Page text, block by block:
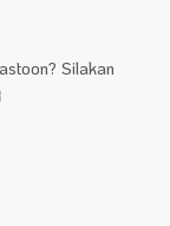
Silakan